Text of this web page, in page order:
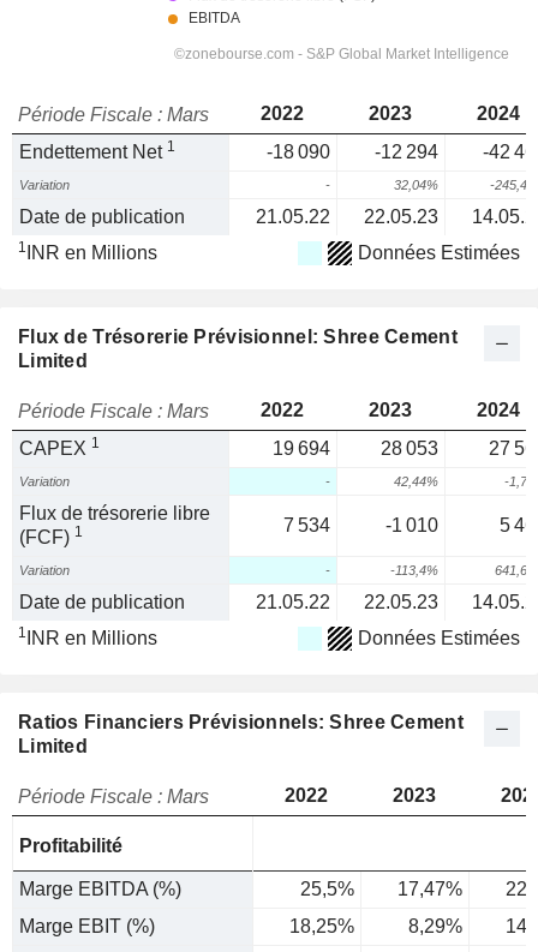
Période Fiscale : Mars 2022 2023
2024
Endettement Net 1 -18 090 -12 294 -42
Variation - 32,04% -
Date de publication 21.05.22 22.05.23
1 INR en Millions Données Estimées
Flux de Trésorerie Prévisionnel: Shree Cement
Limited
Période Fiscale : Mars 2022 2023
2024
CAPEX 1 19 694 28 053 27
Variation - 42,44% -
Flux de trésorerie libre
(FCF) 1 7 534 -1 010 5
Variation - -113,4%
Date de publication 21.05.22 22.05.23
1 INR en Millions Données Estimées
Ratios Financiers Prévisionnels: Shree Cement
Limited
Période Fiscale : Mars 2022 2023
Profitabilité
Marge EBITDA (%) 25,5% 17,47%
Marge EBIT (%)
18,25% 8,29%